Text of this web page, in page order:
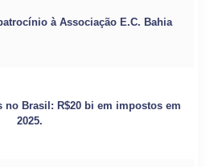
à Associação E.C. Bahia
no Brasil: R$20 bi em impostos em
2025.